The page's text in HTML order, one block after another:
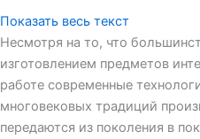
Показать весь текст
Несмотря на то, что
изготовлением предметов
работе современные
многовековых традиций
передаются из поколения в